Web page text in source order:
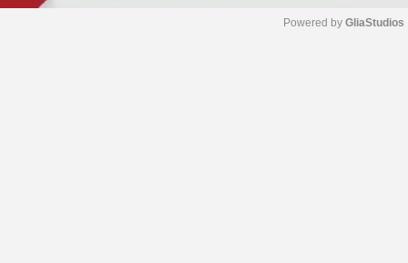
Powered by GliaStudios